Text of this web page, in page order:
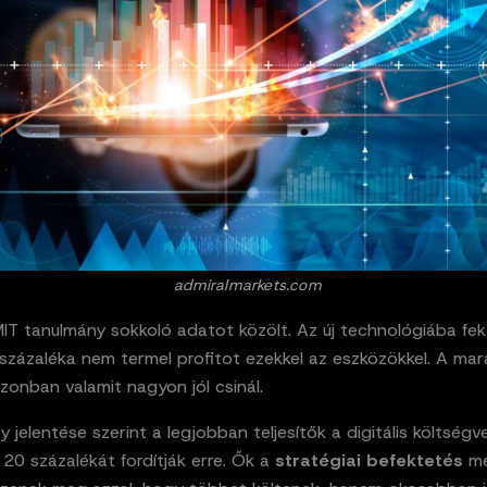
admiralmarkets.com
tanulmány sokkoló adatot közölt. Az új technológiába
nem termel profitot ezekkel az eszközökkel. A
valamit nagyon jól csinál.
jelentése szerint a legjobban teljesítők a digitális
százalékát fordítják erre. Ők a stratégiai befektetés